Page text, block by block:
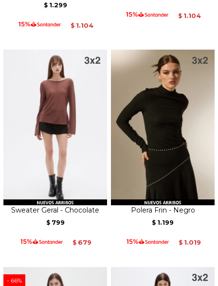
$ 1.299
$ 1.104
$ 1.104
Sweater Geral - Chocolate
$ 799
$ 679
Polera Frin - Negro
$ 1.199
$ 1.019
66